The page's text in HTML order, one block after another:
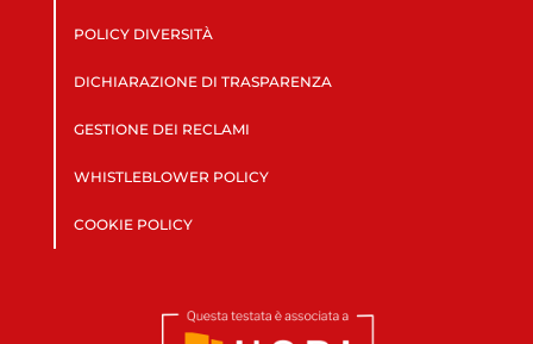
POLICY DIVERSITÀ
DICHIARAZIONE DI TRASPARENZA
GESTIONE DEI RECLAMI
WHISTLEBLOWER POLICY
COOKIE POLICY